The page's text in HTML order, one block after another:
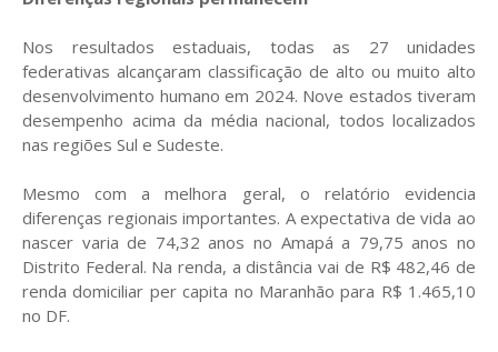
Nos resultados estaduais, todas as 27 unidades
federativas alcançaram classificação de alto ou muito alto
desenvolvimento humano em 2024. Nove estados tiveram
desempenho acima da média nacional, todos localizados
nas regiões Sul e Sudeste.
Mesmo com a melhora geral, o relatório evidencia
diferenças regionais importantes. A expectativa de vida ao
nascer varia de 74,32 anos no Amapá a 79,75 anos no
Distrito Federal. Na renda, a distância vai de R$ 482,46 de
renda domiciliar per capita no Maranhão para R$ 1.465,10
no DF.